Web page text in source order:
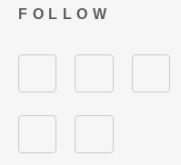
FOLLOW